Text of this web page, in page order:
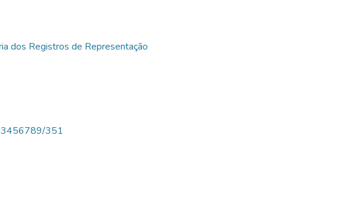
dos Registros de Representação
351